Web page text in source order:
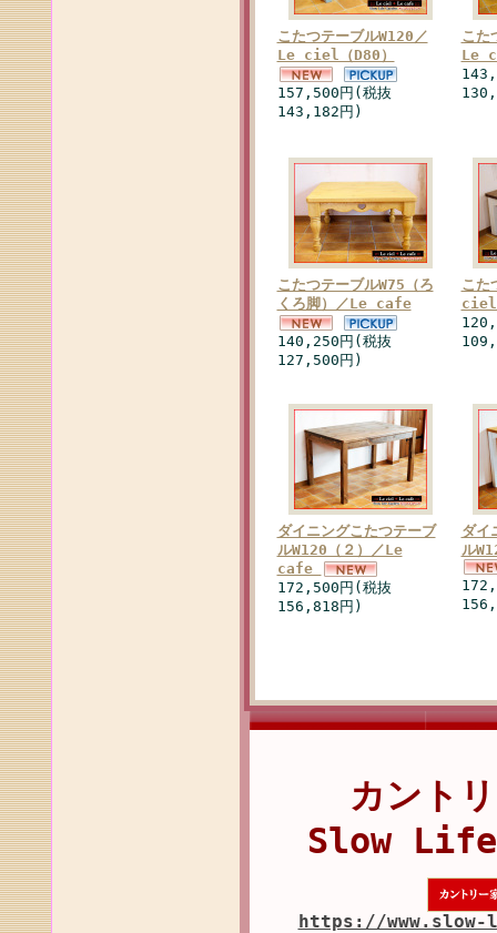
こたつテーブルW120／
Le ciel（D80）
157,500円(税抜
143,182円)
こた
Le
こたつテーブルW75（ろ
くろ脚）／Le cafe
140,250円(税抜
127,500円)
こた
ダイニングこたつテーブ
ルW120（２）／Le
cafe
172,500円(税抜
156,818円)
ダイ
ル
カント
Slow
https://